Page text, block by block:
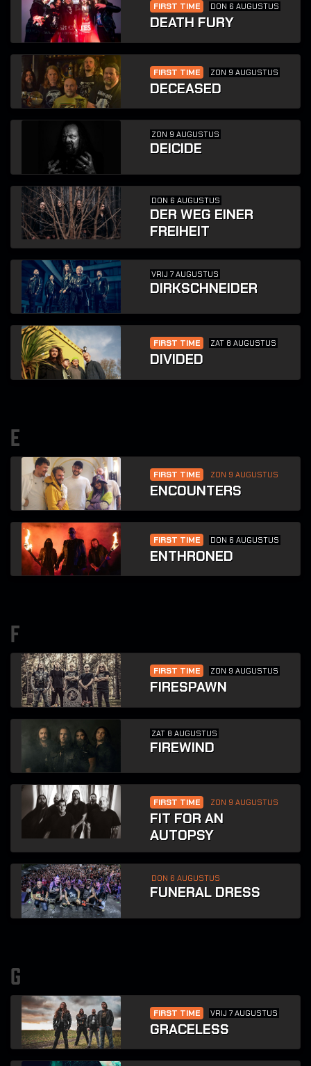
FIRST TIME DON 6 AUGUSTUS
DEATH FURY
FIRST TIME ZON 9 AUGUSTUS
DECEASED
ZON 9 AUGUSTUS
DEICIDE
DON 6 AUGUSTUS
DER WEG EINER
FREIHEIT
VRIJ 7 AUGUSTUS
DIRKSCHNEIDER
FIRST TIME ZAT 8 AUGUSTUS
DIVIDED
e
FIRST TIME ZON 9 AUGUSTUS
ENCOUNTERS
FIRST TIME DON 6 AUGUSTUS
ENTHRONED
f
FIRST TIME ZON 9 AUGUSTUS
FIRESPAWN
ZAT 8 AUGUSTUS
FIREWIND
FIRST TIME ZON 9 AUGUSTUS
FIT FOR AN
AUTOPSY
DON 6 AUGUSTUS
FUNERAL DRESS
g
FIRST TIME VRIJ 7 AUGUSTUS
GRACELESS